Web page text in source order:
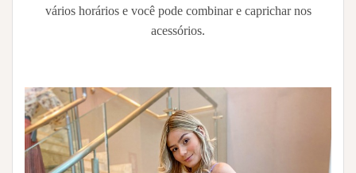
vários horários e você pode combinar e caprichar nos
acessórios.